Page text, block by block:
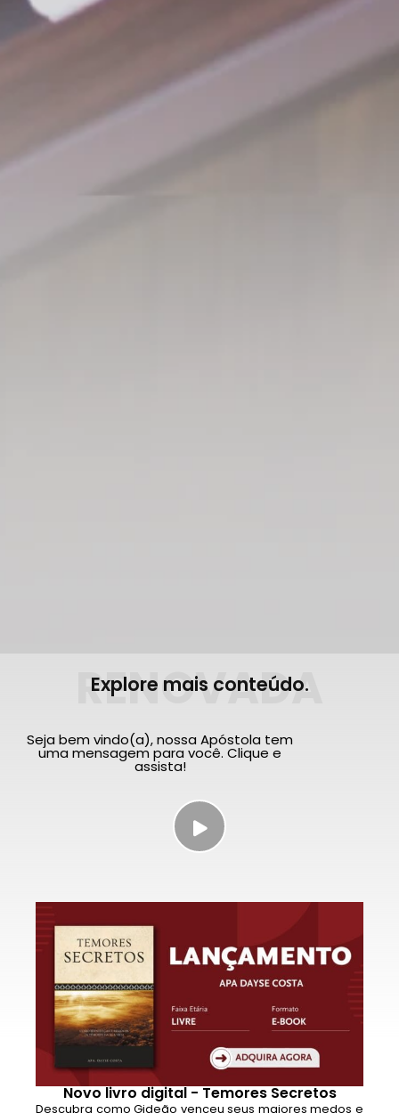
RENOVADA
Explore mais conteúdo.
Seja bem vindo(a), nossa Apóstola tem
uma mensagem para você. Clique e
assista!
Novo livro digital - Temores Secretos
Descubra como Gideão venceu seus maiores medos e